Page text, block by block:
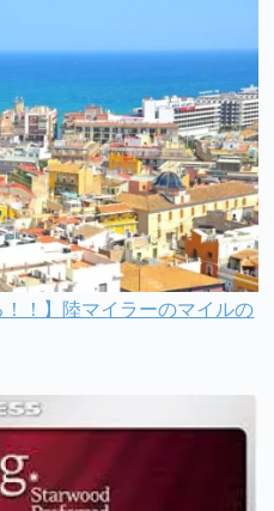
！！】陸マイラーのマイルの